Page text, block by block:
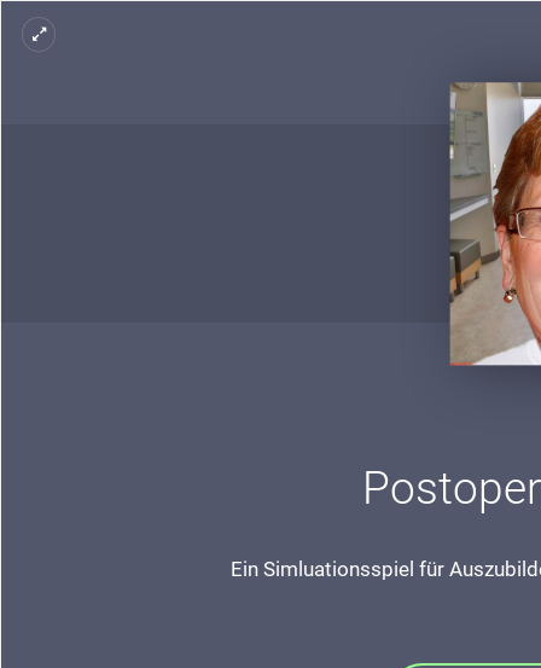
Ein Simluationsspiel für